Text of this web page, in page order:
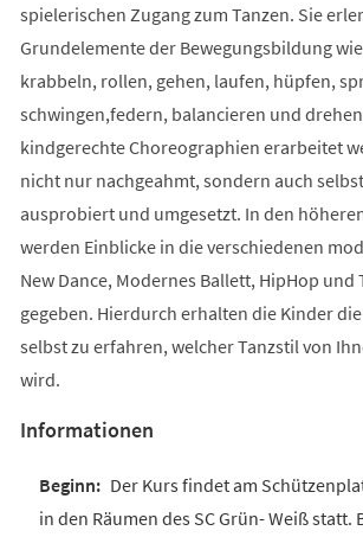
spielerischen Zugang zum Tanzen. Sie
Grundelemente der Bewegungsbildung
krabbeln, rollen, gehen, laufen, hüpfen,
schwingen,federn, balancieren und
kindgerechte Choreographien erarbeitet
nicht nur nachgeahmt, sondern auch
ausprobiert und umgesetzt. In den
werden Einblicke in die verschiedenen
New Dance, Modernes Ballett, HipHop und
gegeben. Hierdurch erhalten die Kinder
selbst zu erfahren, welcher Tanzstil von
wird.
Informationen
Der Kurs findet am
in den Räumen des SC Grün- Weiß statt.